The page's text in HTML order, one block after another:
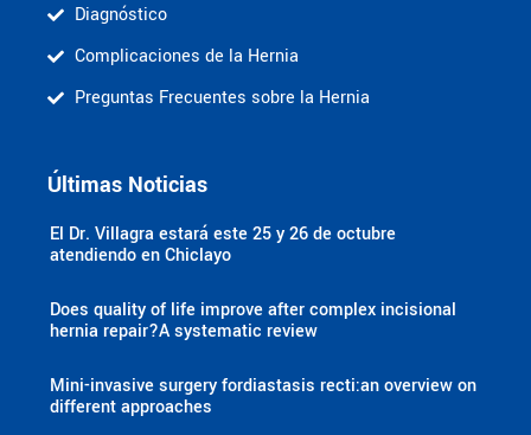
Diagnóstico
Complicaciones de la Hernia
Preguntas Frecuentes sobre la Hernia
Últimas Noticias
El Dr. Villagra estará este 25 y 26 de octubre
atendiendo en Chiclayo
Does quality of life improve after complex incisional
hernia repair?A systematic review
Mini-invasive surgery fordiastasis recti:an overview on
different approaches